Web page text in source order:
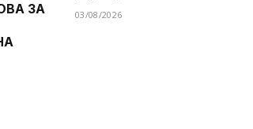
ЗА
03/08/2026